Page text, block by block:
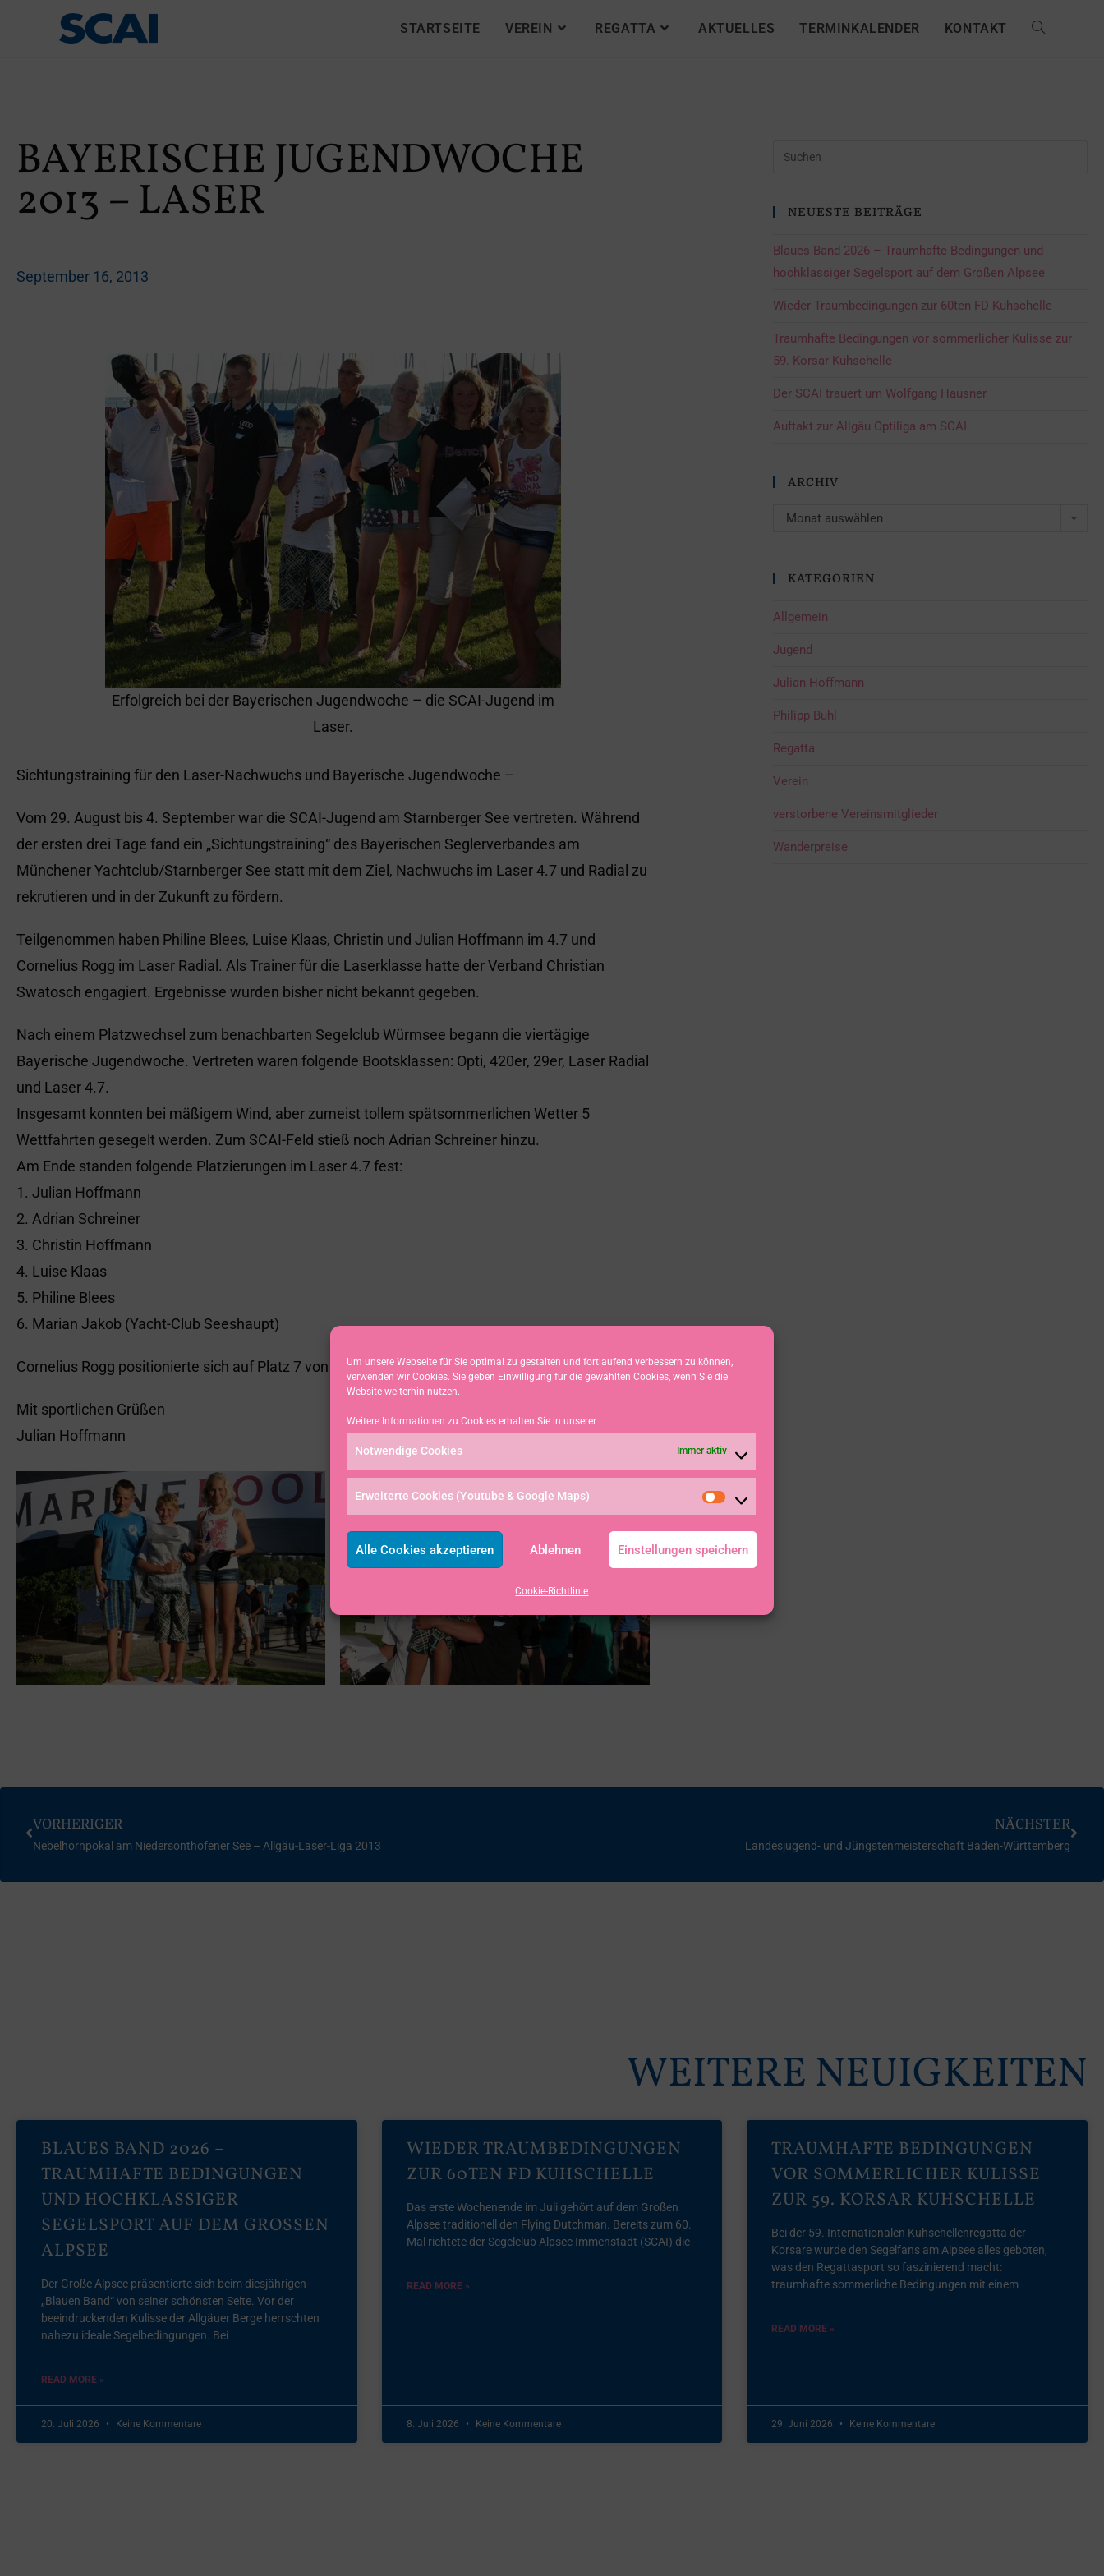
Um unsere Webseite für Sie optimal zu gestalten und fortlaufend verbessern zu können,
verwenden wir Cookies. Sie geben Einwilligung für die gewählten Cookies, wenn Sie die
Website weiterhin nutzen.
Weitere Informationen zu Cookies erhalten Sie in unserer
Notwendige Cookies Immer aktiv
Erweiterte Cookies (Youtube & Google Maps)
Alle Cookies akzeptieren Ablehnen Einstellungen speichern
Cookie-Richtlinie
STARTSEITE VEREIN REGATTA AKTUELLES TERMINKALENDER KONTAKT
BAYERISCHE JUGENDWOCHE
2013 – LASER
September 16, 2013
Erfolgreich bei der Bayerischen Jugendwoche – die SCAI-Jugend im
Laser.
Sichtungstraining für den Laser-Nachwuchs und Bayerische Jugendwoche –
Vom 29. August bis 4. September war die SCAI-Jugend am Starnberger See vertreten. Während
der ersten drei Tage fand ein „Sichtungstraining“ des Bayerischen Seglerverbandes am
Münchener Yachtclub/Starnberger See statt mit dem Ziel, Nachwuchs im Laser 4.7 und Radial zu
rekrutieren und in der Zukunft zu fördern.
Teilgenommen haben Philine Blees, Luise Klaas, Christin und Julian Hoffmann im 4.7 und
Cornelius Rogg im Laser Radial. Als Trainer für die Laserklasse hatte der Verband Christian
Swatosch engagiert. Ergebnisse wurden bisher nicht bekannt gegeben.
Nach einem Platzwechsel zum benachbarten Segelclub Würmsee begann die viertägige
Bayerische Jugendwoche. Vertreten waren folgende Bootsklassen: Opti, 420er, 29er, Laser Radial
und Laser 4.7.
Insgesamt konnten bei mäßigem Wind, aber zumeist tollem spätsommerlichen Wetter 5
Wettfahrten gesegelt werden. Zum SCAI-Feld stieß noch Adrian Schreiner hinzu.
Am Ende standen folgende Platzierungen im Laser 4.7 fest:
1. Julian Hoffmann
2. Adrian Schreiner
3. Christin Hoffmann
4. Luise Klaas
5. Philine Blees
6. Marian Jakob (Yacht-Club Seeshaupt)
Cornelius Rogg positionierte sich auf Platz 7 von 14 Radialseglern.
Mit sportlichen Grüßen
Julian Hoffmann
NEUESTE BEITRÄGE
Blaues Band 2026 – Traumhafte Bedingungen und
hochklassiger Segelsport auf dem Großen Alpsee
Wieder Traumbedingungen zur 60ten FD Kuhschelle
Traumhafte Bedingungen vor sommerlicher Kulisse zur
59. Korsar Kuhschelle
Der SCAI trauert um Wolfgang Hausner
Auftakt zur Allgäu Optiliga am SCAI
ARCHIV
Monat auswählen
KATEGORIEN
Allgemein
Jugend
Julian Hoffmann
Philipp Buhl
Regatta
Verein
verstorbene Vereinsmitglieder
Wanderpreise
VORHERIGER
Nebelhornpokal am Niedersonthofener See – Allgäu-Laser-Liga 2013
NÄCHSTER
Landesjugend- und Jüngstenmeisterschaft Baden-Württemberg
WEITERE NEUIGKEITEN
BLAUES BAND 2026 –
TRAUMHAFTE BEDINGUNGEN
UND HOCHKLASSIGER
SEGELSPORT AUF DEM GROSSEN A
LPSEE
Der Große Alpsee präsentierte sich beim diesjährigen
„Blauen Band“ von seiner schönsten Seite. Vor der
beeindruckenden Kulisse der Allgäuer Berge herrschten
nahezu ideale Segelbedingungen. Bei
READ MORE »
20. Juli 2026 Keine Kommentare
WIEDER TRAUMBEDINGUNGEN
ZUR 60TEN FD KUHSCHELLE
Das erste Wochenende im Juli gehört auf dem Großen
Alpsee traditionell den Flying Dutchman. Bereits zum 60.
Mal richtete der Segelclub Alpsee Immenstadt (SCAI) die
READ MORE »
8. Juli 2026 Keine Kommentare
TRAUMHAFTE BEDINGUNGEN
VOR SOMMERLICHER KULISSE
ZUR 59. KORSAR KUHSCHELLE
Bei der 59. Internationalen Kuhschellenregatta der
Korsare wurde den Segelfans am Alpsee alles geboten,
was den Regattasport so faszinierend macht:
traumhafte sommerliche Bedingungen mit einem
READ MORE »
29. Juni 2026 Keine Kommentare